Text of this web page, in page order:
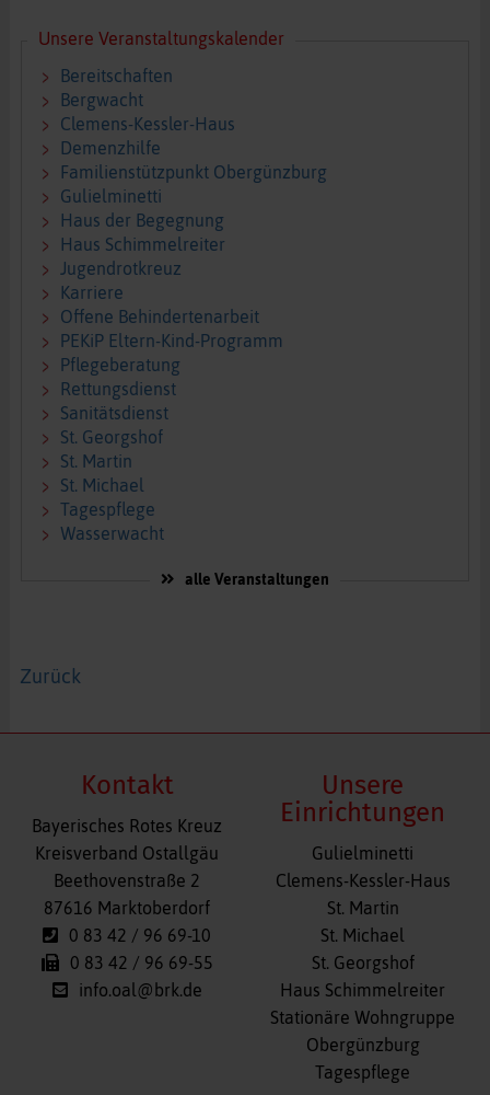
Unsere Veranstaltungskalender
Bereitschaften
Bergwacht
Clemens-Kessler-Haus
Demenzhilfe
Familienstützpunkt Obergünzburg
Gulielminetti
Haus der Begegnung
Haus Schimmelreiter
Jugendrotkreuz
Karriere
Offene Behindertenarbeit
PEKiP Eltern-Kind-Programm
Pflegeberatung
Rettungsdienst
Sanitätsdienst
St. Georgshof
St. Martin
St. Michael
Tagespflege
Wasserwacht
alle Veranstaltungen
Zurück
Kontakt
Bayerisches Rotes Kreuz
Kreisverband Ostallgäu
Beethovenstraße 2
87616 Marktoberdorf
0 83 42 / 96 69-10
0 83 42 / 96 69-55
info.oal@brk.de
Unsere
Einrichtungen
Navigation
überspringen
Gulielminetti
Clemens-Kessler-Haus
St. Martin
St. Michael
St. Georgshof
Haus Schimmelreiter
Stationäre Wohngruppe
Obergünzburg
Tagespflege